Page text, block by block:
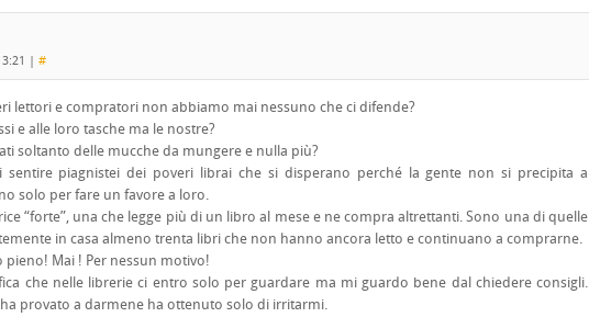
| #
lettori e compratori non abbiamo mai nessuno che ci difende?
e alle loro tasche ma le nostre?
soltanto delle mucche da mungere e nulla più?
sentire piagnistei dei poveri librai che si disperano perché la gente non si precipita a
solo per fare un favore a loro.
“forte”, una che legge più di un libro al mese e ne compra altrettanti. Sono una di quelle
in casa almeno trenta libri che non hanno ancora letto e continuano a comprarne.
pieno! Mai ! Per nessun motivo!
che nelle librerie ci entro solo per guardare ma mi guardo bene dal chiedere consigli.
provato a darmene ha ottenuto solo di irritarmi.